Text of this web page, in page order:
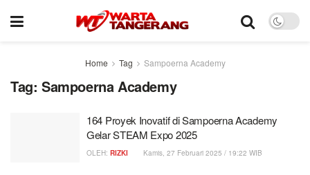
Home Tag Sampoerna Academy
Tag: Sampoerna Academy
164 Proyek Inovatif di Sampoerna Academy
Gelar STEAM Expo 2025
OLEH: RIZKI Kamis, 27 Februari 2025 / 19:22 WIB